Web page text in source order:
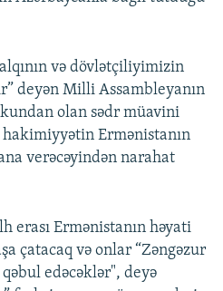
və dövlətçiliyimizin
deyən Milli Assambleyanın
olan sədr müavini
hakimiyyətin Ermənistanın
verəcəyindən narahat
erası Ermənistanın həyati
çatacaq və onlar “Zəngəzur
edəcəklər", deyə